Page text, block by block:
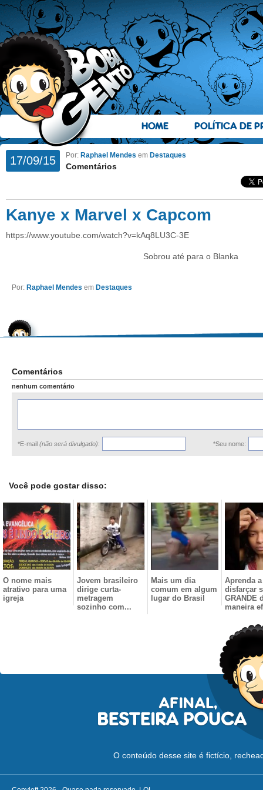
HOME POLÍTICA DE
17/09/15 Por: Raphael Mendes em Destaques
Comentários
Kanye x Marvel x Capcom
https://www.youtube.com/watch?v=kAq8LU3C-3E
Sobrou até para o Blanka
Por: Raphael Mendes em Destaques
Comentários
nenhum comentário
*E-mail (não será divulgado): *Seu nome:
Você pode gostar disso:
O nome mais
atrativo para uma
igreja
Jovem brasileiro
dirige curta-
metragem
sozinho com...
Mais um dia
comum em algum
lugar do Brasil
Aprenda a
disfarçar
GRANDE
maneira
O conteúdo desse site é fictício,